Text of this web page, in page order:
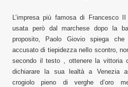
L’impresa più famosa di Francesco
usata però dal marchese dopo la
proposito, Paolo Giovio spiega che
accusato di tiepidezza nello scontro,
secondo il testo , ottenere la vittoria
dichiarare la sua lealtà a Venezia
crogiolo pieno di verghe d’oro